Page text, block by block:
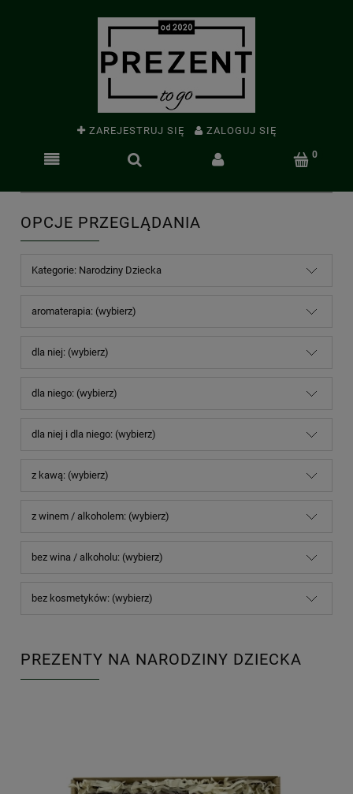
ZAREJESTRUJ SIĘ ZALOGUJ SIĘ
OPCJE PRZEGLĄDANIA
Kategorie: Narodziny Dziecka
aromaterapia: (wybierz)
dla niej: (wybierz)
dla niego: (wybierz)
dla niej i dla niego: (wybierz)
z kawą: (wybierz)
z winem / alkoholem: (wybierz)
bez wina / alkoholu: (wybierz)
bez kosmetyków: (wybierz)
PREZENTY NA NARODZINY DZIECKA